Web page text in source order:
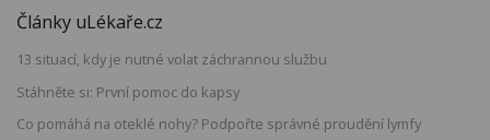
Články uLékaře.cz
13 situací, kdy je nutné volat záchrannou službu
Stáhněte si: První pomoc do kapsy
Co pomáhá na oteklé nohy? Podpořte správné proudění lymfy